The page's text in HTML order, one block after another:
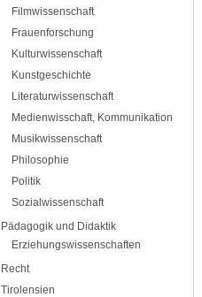
Filmwissenschaft
Frauenforschung
Kulturwissenschaft
Kunstgeschichte
Literaturwissenschaft
Medienwisschaft, Kommunikation
Musikwissenschaft
Philosophie
Politik
Sozialwissenschaft
Pädagogik und Didaktik
Erziehungswissenschaften
Recht
Tirolensien